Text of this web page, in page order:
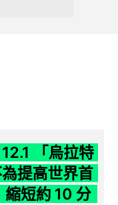
「烏拉特
提高世界首
縮短約 10 分